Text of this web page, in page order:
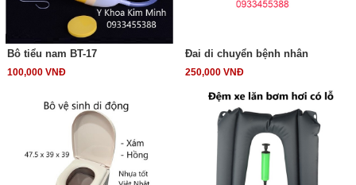
Bô tiểu nam BT-17
100,000 VNĐ
Đai di chuyển bệnh nhân
250,000 VNĐ